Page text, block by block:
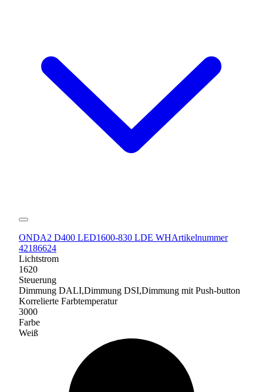
ONDA2 D400 LED1600-830 LDE WHArtikelnummer
42186624
Lichtstrom
1620
Steuerung
Dimmung DALI,Dimmung DSI,Dimmung mit Push-button
Korrelierte Farbtemperatur
3000
Farbe
Weiß